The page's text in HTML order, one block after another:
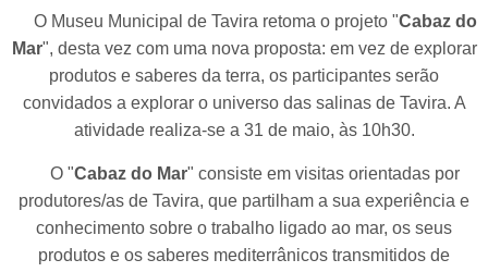
O Museu Municipal de Tavira retoma o projeto "Cabaz do
Mar", desta vez com uma nova proposta: em vez de explorar
produtos e saberes da terra, os participantes serão
convidados a explorar o universo das salinas de Tavira. A
atividade realiza-se a 31 de maio, às 10h30.
O "Cabaz do Mar" consiste em visitas orientadas por
produtores/as de Tavira, que partilham a sua experiência e
conhecimento sobre o trabalho ligado ao mar, os seus
produtos e os saberes mediterrânicos transmitidos de